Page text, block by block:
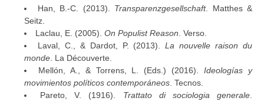
Han, B.-C. (2013). Transparenzgesellschaft. Matthes &
Seitz.
Laclau, E. (2005). On Populist Reason . Verso.
Laval, C., & Dardot, P. (2013).La nouvelle raison du
monde . La Découverte.
Mellón, A., & Torrens, L. (Eds.) (2016).Ideologías y
movimientos políticos contemporáneos . Tecnos.
Pareto, V. (1916). Trattato di sociologia generale